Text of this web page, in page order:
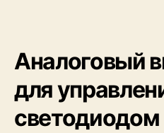
Аналоговый
для
светодиодом